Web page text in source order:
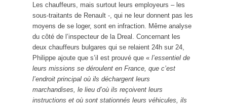
Les chauffeurs, mais surtout leurs employeurs – les
sous-traitants de Renault -, qui ne leur donnent pas les
moyens de se loger, sont en infraction. Même analyse
du côté de l’inspecteur de la Dreal. Concernant les
deux chauffeurs bulgares qui se relaient 24h sur 24,
Philippe ajoute que s’il est prouvé que « l’essentiel de
leurs missions se déroulent en France, que c’est
l’endroit principal où ils déchargent leurs
marchandises, le lieu d’où ils reçoivent leurs
instructions et où sont stationnés leurs véhicules, ils